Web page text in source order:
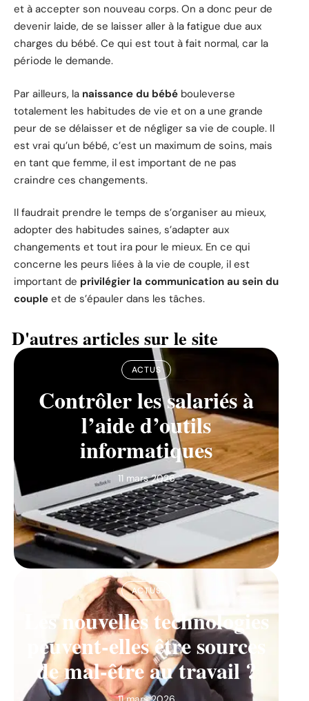
et à accepter son nouveau corps. On a donc peur de
devenir laide, de se laisser aller à la fatigue due aux
charges du bébé. Ce qui est tout à fait normal, car la
période le demande.
Par ailleurs, la naissance du bébé bouleverse
totalement les habitudes de vie et on a une grande
peur de se délaisser et de négliger sa vie de couple. Il
est vrai qu’un bébé, c’est un maximum de soins, mais
en tant que femme, il est important de ne pas
craindre ces changements.
Il faudrait prendre le temps de s’organiser au mieux,
adopter des habitudes saines, s’adapter aux
changements et tout ira pour le mieux. En ce qui
concerne les peurs liées à la vie de couple, il est
important de privilégier la communication au sein du
couple et de s’épauler dans les tâches.
D'autres articles sur le site
ACTUS
Contrôler les salariés à
l’aide d’outils
informatiques
11 mars 2026
ACTUS
Les nouvelles technologies
peuvent-elles être sources
de mal-être au travail ?